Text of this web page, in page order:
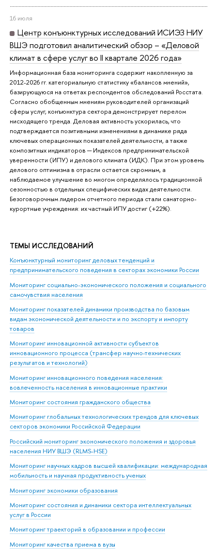
16 июля
Центр конъюнктурных исследований ИСИЭЗ НИУ
ВШЭ подготовил аналитический обзор – «Деловой
климат в сфере услуг во II квартале 2026 года»
Информационная база мониторинга содержит накопленную за
2012-2026 гг. категориальную статистику «балансов мнений»,
базирующуюся на ответах респондентов обследований Росстата.
Согласно обобщенным мнениям руководителей организаций
сферы услуг, конъюнктура сектора демонстрирует перелом
нисходящего тренда. Деловая активность ускорилась, что
подтверждается позитивными изменениями в динамике ряда
ключевых операционных показателей деятельности, а также
композитных индикаторов ─ Индексов предпринимательской
уверенности (ИПУ) и делового климата (ИДК). При этом уровень
делового оптимизма в отрасли остается скромным, а
наблюдаемое улучшение во многом определялось традиционной
сезонностью в отдельных специфических видах деятельности.
Безоговорочным лидером отчетного периода стали санаторно-
курортные учреждения: их частный ИПУ достиг (+22%).
ТЕМЫ ИССЛЕДОВАНИЙ
Конъюнктурный мониторинг деловых тенденций и
предпринимательского поведения в секторах экономики России
Мониторинг социально-экономического положения и социального
самочувствия населения
Мониторинг показателей динамики производства по базовым
видам экономической деятельности и по экспорту и импорту
товаров
Мониторинг инновационной активности субъектов
инновационного процесса (трансфер научно-технических
результатов и технологий)
Мониторинг инновационного поведения населения:
вовлеченность населения в инновационные практики
Мониторинг состояния гражданского общества
Мониторинг глобальных технологических трендов для ключевых
секторов экономики Российской Федерации
Российский мониторинг экономического положения и здоровья
населения НИУ ВШЭ (RLMS-HSE)
Мониторинг научных кадров высшей квалификации: международная
мобильность и научная продуктивность ученых
Мониторинг экономики образования
Мониторинг состояния и динамики сектора интеллектуальных
услуг в России
Мониторинг траекторий в образовании и профессии
Мониторинг качества приема в вузы